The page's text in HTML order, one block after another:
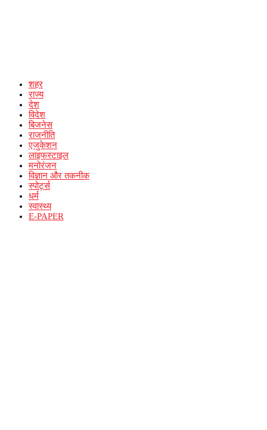
शहर
राज्य
देश
विदेश
बिजनेस
राजनीति
एजुकेशन
लाइफस्टाइल
मनोरंजन
विज्ञान और तकनीक
स्पोर्ट्स
धर्म
स्वास्थ्य
E-PAPER